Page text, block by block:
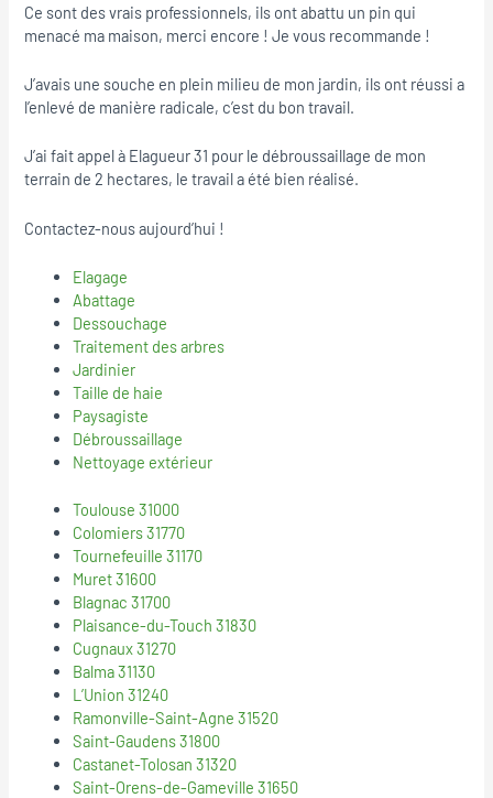
Ce sont des vrais professionnels, ils ont abattu un pin qui
menacé ma maison, merci encore ! Je vous recommande !
J’avais une souche en plein milieu de mon jardin, ils ont réussi a
l’enlevé de manière radicale, c’est du bon travail.
J’ai fait appel à Elagueur 31 pour le débroussaillage de mon
terrain de 2 hectares, le travail a été bien réalisé.
Contactez-nous aujourd’hui !
Elagage
Abattage
Dessouchage
Traitement des arbres
Jardinier
Taille de haie
Paysagiste
Débroussaillage
Nettoyage extérieur
Toulouse 31000
Colomiers 31770
Tournefeuille 31170
Muret 31600
Blagnac 31700
Plaisance-du-Touch 31830
Cugnaux 31270
Balma 31130
L’Union 31240
Ramonville-Saint-Agne 31520
Saint-Gaudens 31800
Castanet-Tolosan 31320
Saint-Orens-de-Gameville 31650